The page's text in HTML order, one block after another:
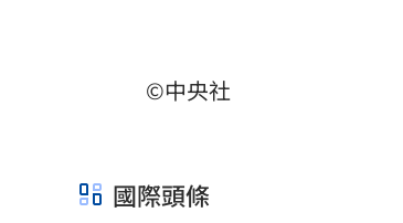
©中央社
國際頭條